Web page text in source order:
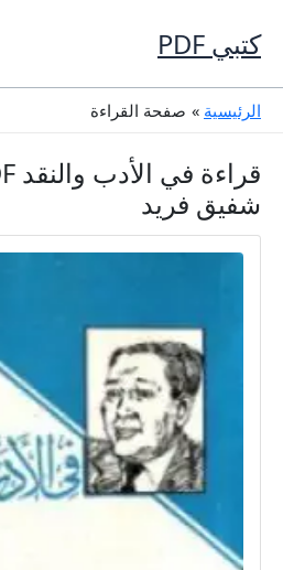
إلى
المحتوى
كتبي PDF
الرئيسية صفحة القراءة
شفيق فريد